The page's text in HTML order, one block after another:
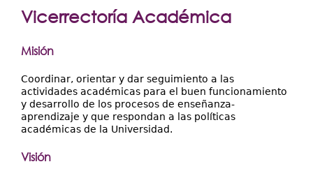
Extensión
Centros Regionales
Servicios
Internacional
estáVicerrectoría Académica
Misión
Coordinar, orientar y dar seguimiento a las
actividades académicas para el buen funcionamiento
y desarrollo de los procesos de enseñanza-
aprendizaje y que respondan a las políticas
académicas de la Universidad.
Visión